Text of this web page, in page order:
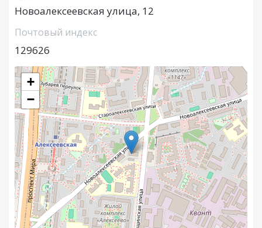
Новоалексеевская улица, 12
Почтовый индекс
129626
+
−